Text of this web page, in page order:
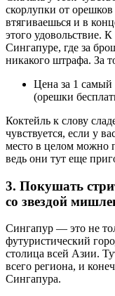
скорлупки от
втягиваешься и в
этого удовольствие.
Сингапуре, где за
никакого штрафа. За
Цена за 1 самый
(орешки
Коктейль к слову
чувствуется, если у
место в целом можно
ведь они тут еще
3. Покушать
со звездой
Сингапур — это не
футуристический
столица всей Азии.
всего региона, и
Сингапура.